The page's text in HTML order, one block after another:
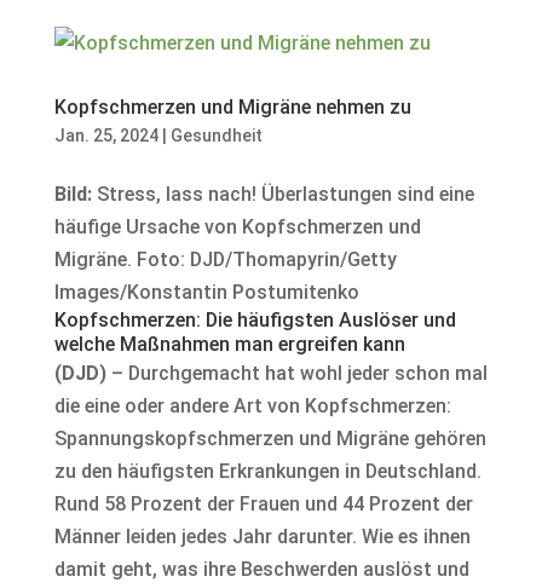
Kopfschmerzen und Migräne nehmen zu
Jan. 25, 2024| Gesundheit
Bild:Stress, lass nach! Überlastungen sind eine
häufige Ursache von Kopfschmerzen und
Migräne. Foto: DJD/Thomapyrin/Getty
Images/Konstantin Postumitenko
Kopfschmerzen: Die häufigsten Auslöser und
welche Maßnahmen man ergreifen kann
(DJD)– Durchgemacht hat wohl jeder schon mal
die eine oder andere Art von Kopfschmerzen:
Spannungskopfschmerzen und Migräne gehören
zu den häufigsten Erkrankungen in Deutschland.
Rund 58 Prozent der Frauen und 44 Prozent der
Männer leiden jedes Jahr darunter. Wie es ihnen
damit geht, was ihre Beschwerden auslöst und